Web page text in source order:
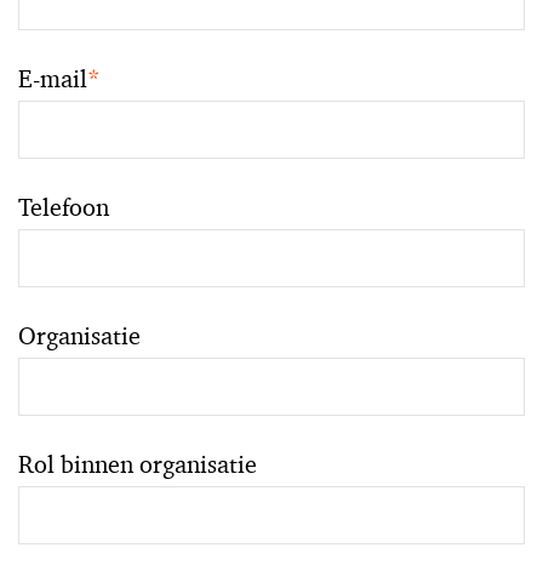
E-mail*
Telefoon
Organisatie
Rol binnen organisatie